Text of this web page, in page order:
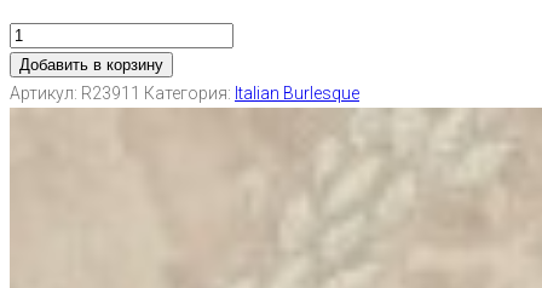
Добавить в корзину
Артикул: R23911 Категория: Italian Burlesque